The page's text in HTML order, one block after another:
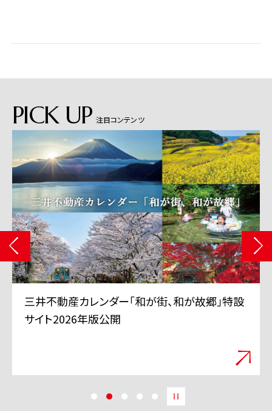
PICK UP 注目コンテンツ
三井不動産カレンダー「和が街、和が故郷」特設
サイト2026年版公開